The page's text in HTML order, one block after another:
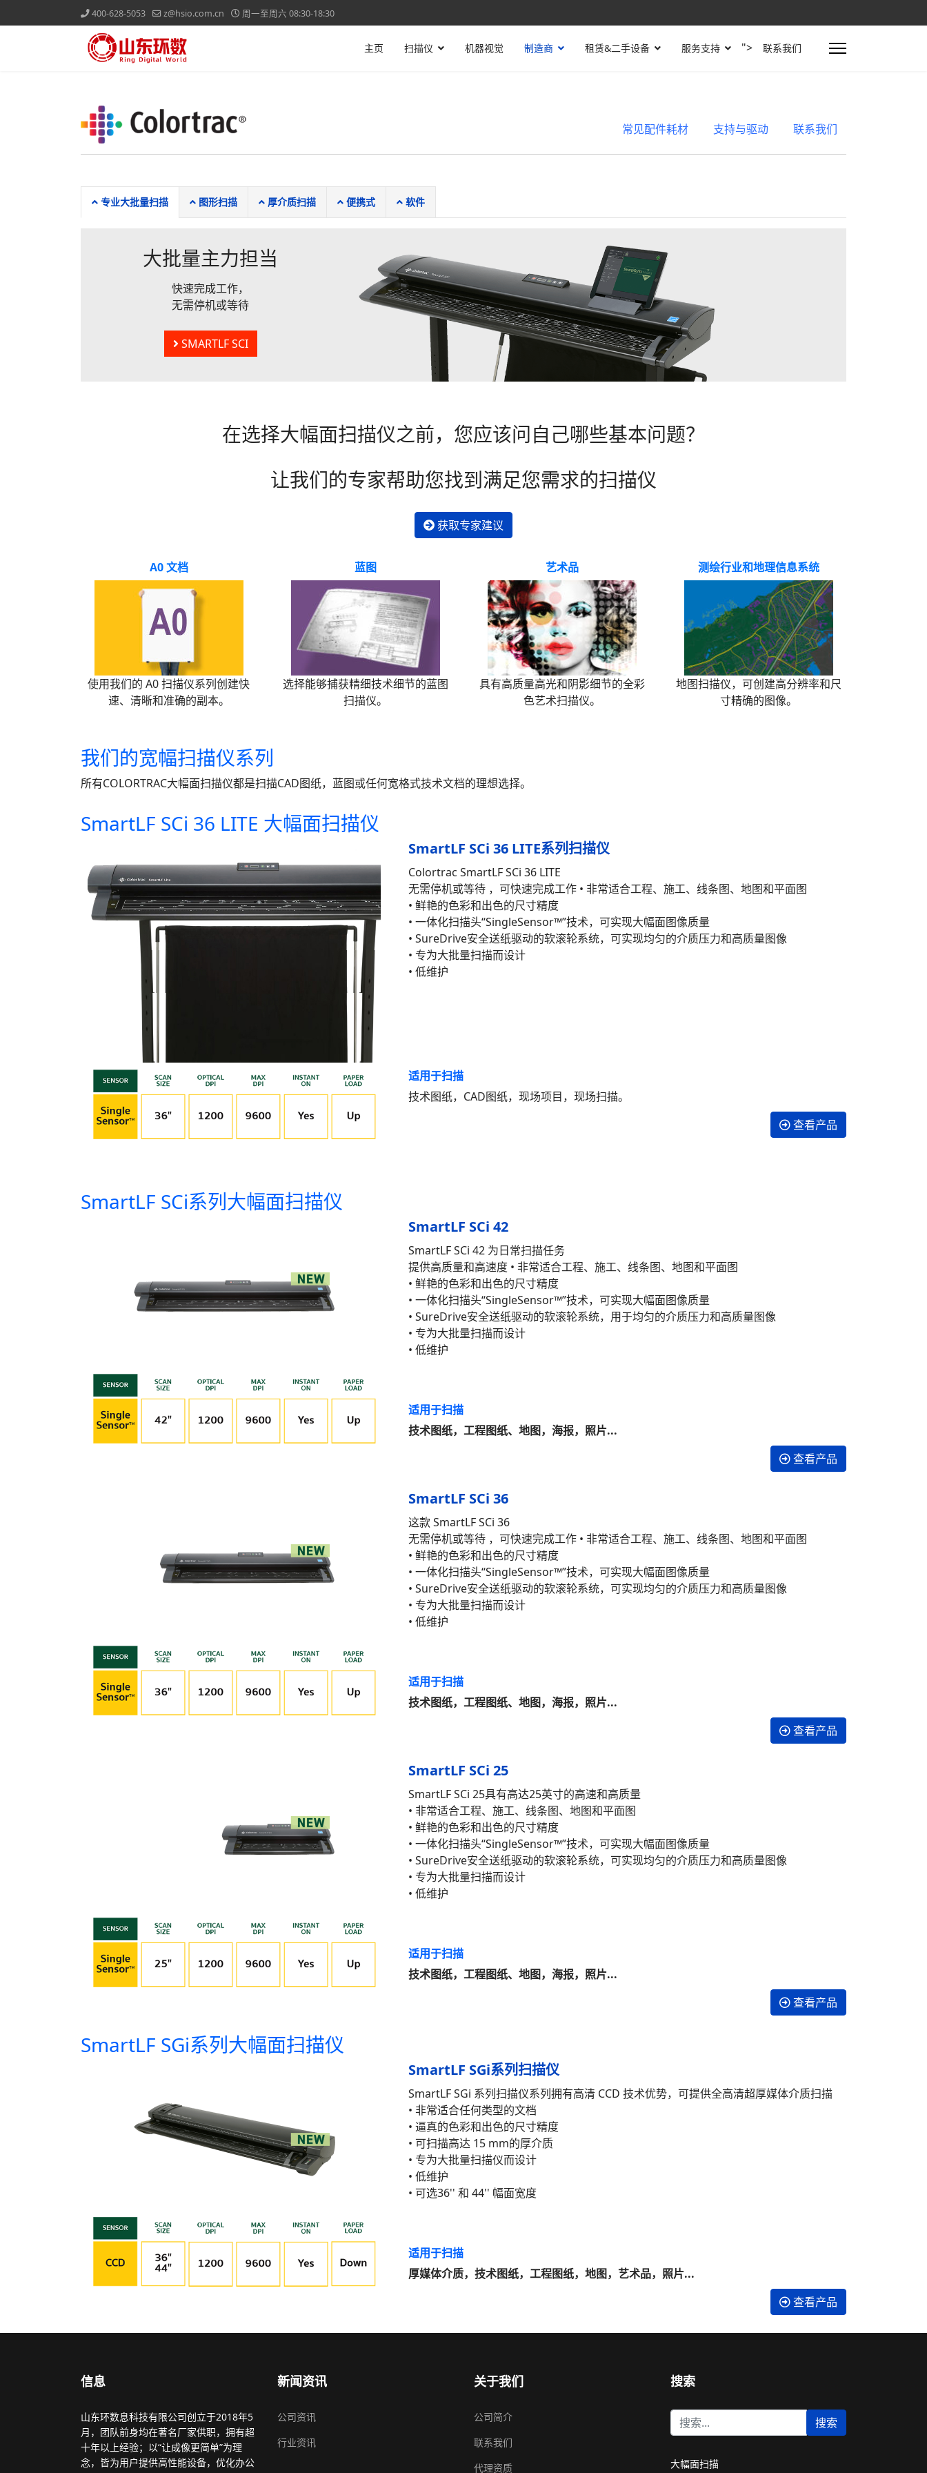
400-628-5053 z@hsio.com.cn 周一至周六 08:30-18:30
主页 扫描仪 机器视觉 制造商 租赁&二手设备 服务支持 "> 联系我们
常见配件耗材 支持与驱动 联系我们
专业大批量扫描 图形扫描 厚介质扫描 便携式 软件
大批量主力担当
快速完成工作，
无需停机或等待
SMARTLF SCI
在选择大幅面扫描仪之前，您应该问自己哪些基本问题？
让我们的专家帮助您找到满足您需求的扫描仪
获取专家建议
A0 文档
使用我们的 A0 扫描仪系列创建快
速、清晰和准确的副本。
蓝图
选择能够捕获精细技术细节的蓝图
扫描仪。
艺术品
具有高质量高光和阴影细节的全彩
色艺术扫描仪。
测绘行业和地理信息系统
地图扫描仪，可创建高分辨率和尺
寸精确的图像。
我们的宽幅扫描仪系列
所有COLORTRAC大幅面扫描仪都是扫描CAD图纸，蓝图或任何宽格式技术文档的理想选择。
SmartLF SCi 36 LITE 大幅面扫描仪
SmartLF SCi 36 LITE系列扫描仪
Colortrac SmartLF SCi 36 LITE
无需停机或等待 ，可快速完成工作 • 非常适合工程、施工、线条图、地图和平面图
• 鲜艳的色彩和出色的尺寸精度
• 一体化扫描头“SingleSensor™”技术，可实现大幅面图像质量
• SureDrive安全送纸驱动的软滚轮系统，可实现均匀的介质压力和高质量图像
• 专为大批量扫描而设计
• 低维护
适用于扫描
技术图纸，CAD图纸，现场项目，现场扫描。
查看产品
SmartLF SCi系列大幅面扫描仪
SmartLF SCi 42
SmartLF SCi 42 为日常扫描任务
提供高质量和高速度 • 非常适合工程、施工、线条图、地图和平面图
• 鲜艳的色彩和出色的尺寸精度
• 一体化扫描头“SingleSensor™”技术，可实现大幅面图像质量
• SureDrive安全送纸驱动的软滚轮系统，用于均匀的介质压力和高质量图像
• 专为大批量扫描而设计
• 低维护
适用于扫描
技术图纸，工程图纸、地图，海报，照片...
查看产品
SmartLF SCi 36
这款 SmartLF SCi 36
无需停机或等待 ，可快速完成工作 • 非常适合工程、施工、线条图、地图和平面图
• 鲜艳的色彩和出色的尺寸精度
• 一体化扫描头“SingleSensor™”技术，可实现大幅面图像质量
• SureDrive安全送纸驱动的软滚轮系统，可实现均匀的介质压力和高质量图像
• 专为大批量扫描而设计
• 低维护
适用于扫描
技术图纸，工程图纸、地图，海报，照片...
查看产品
SmartLF SCi 25
SmartLF SCi 25具有高达25英寸的高速和高质量
• 非常适合工程、施工、线条图、地图和平面图
• 鲜艳的色彩和出色的尺寸精度
• 一体化扫描头“SingleSensor™”技术，可实现大幅面图像质量
• SureDrive安全送纸驱动的软滚轮系统，可实现均匀的介质压力和高质量图像
• 专为大批量扫描而设计
• 低维护
适用于扫描
技术图纸，工程图纸、地图，海报，照片...
查看产品
SmartLF SGi系列大幅面扫描仪
SmartLF SGi系列扫描仪
SmartLF SGi 系列扫描仪系列拥有高清 CCD 技术优势，可提供全高清超厚媒体介质扫描
• 非常适合任何类型的文档
• 逼真的色彩和出色的尺寸精度
• 可扫描高达 15 mm的厚介质
• 专为大批量扫描仪而设计
• 低维护
• 可选36'' 和 44'' 幅面宽度
适用于扫描
厚媒体介质，技术图纸，工程图纸，地图，艺术品，照片...
查看产品
信息
山东环数息科技有限公司创立于2018年5
月，团队前身均在著名厂家供职，拥有超
十年以上经验；以“让成像更简单”为理
念，皆为用户提供高性能设备，优化办公
新闻资讯
公司资讯
行业资讯
关于我们
公司简介
联系我们
代理资质
搜索
站
内
索
搜索
大幅面扫描